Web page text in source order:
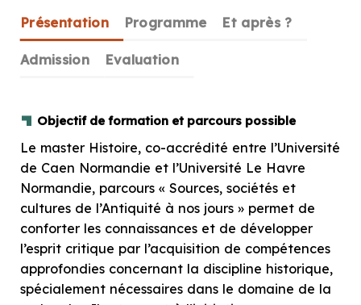
Présentation Programme Et après ?
Admission Evaluation
Objectif de formation et parcours possible
Le master Histoire, co-accrédité entre l’Université
de Caen Normandie et l’Université Le Havre
Normandie, parcours « Sources, sociétés et
cultures de l’Antiquité à nos jours » permet de
conforter les connaissances et de développer
l’esprit critique par l’acquisition de compétences
approfondies concernant la discipline historique,
spécialement nécessaires dans le domaine de la